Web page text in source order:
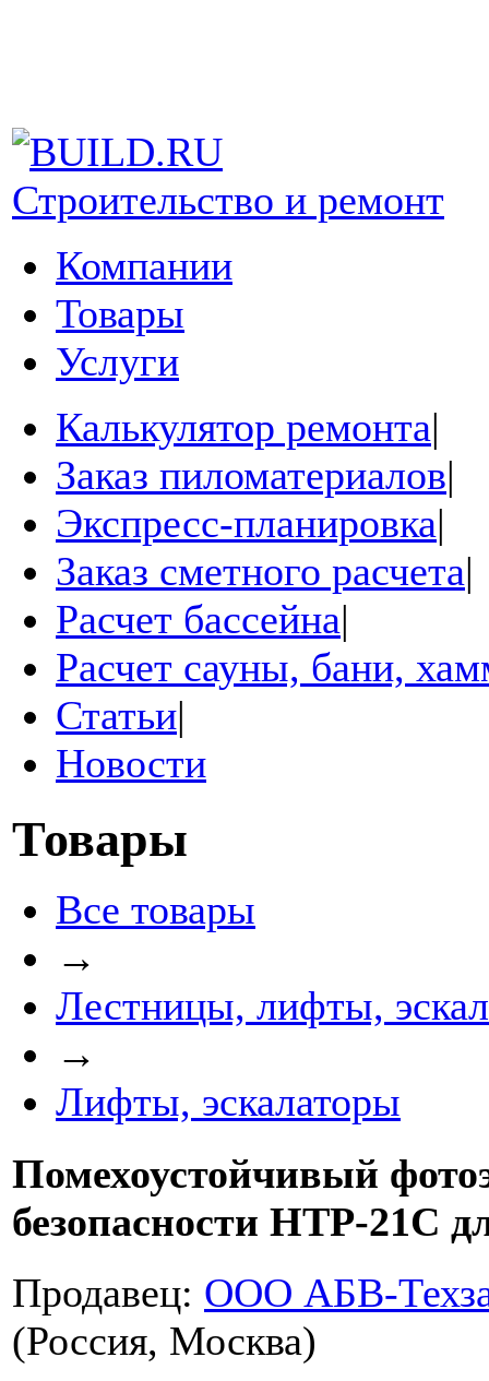
Строительство и ремонт
Компании
Товары
Услуги
Калькулятор ремонта|
Заказ пиломатериалов|
Экспресс-планировка|
Заказ сметного расчета|
Расчет бассейна|
Расчет сауны, бани,
Статьи|
Новости
Товары
Все товары
→
Лестницы, лифты,
→
Лифты, эскалаторы
Помехоустойчивый
безопасности HTP-21C
Продавец: ООО АБВ-
(Россия, Москва)